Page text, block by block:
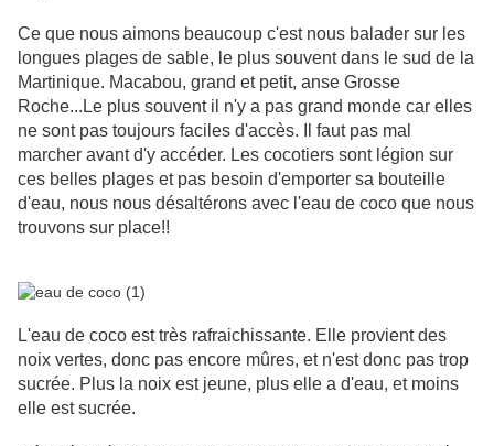
Ce que nous aimons beaucoup c'est nous balader sur les
longues plages de sable, le plus souvent dans le sud de la
Martinique. Macabou, grand et petit, anse Grosse
Roche...Le plus souvent il n'y a pas grand monde car elles
ne sont pas toujours faciles d'accès. Il faut pas mal
marcher avant d'y accéder. Les cocotiers sont légion sur
ces belles plages et pas besoin d'emporter sa bouteille
d'eau, nous nous désaltérons avec l'eau de coco que nous
trouvons sur place!!
L'eau de coco est très rafraichissante. Elle provient des
noix vertes, donc pas encore mûres, et n'est donc pas trop
sucrée. Plus la noix est jeune, plus elle a d'eau, et moins
elle est sucrée.